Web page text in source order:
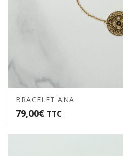
BRACELET ANA
79,00€ TTC